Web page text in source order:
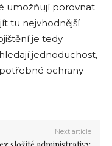
umožňují porovnat
tu nejvhodnější
je tedy
jednoduchost,
ochrany
Next article